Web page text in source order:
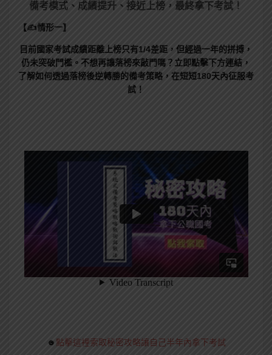
備考模式、成績提升、接近上榜，最終拿下考試！
【✍情形一】
目前國家考試成績距離上榜只有1/4差距，但經過一年的拼搏，
仍未突破門檻。不想再讓落榜來敲門嗎？立即點擊下方連結，
了解如何透過落榜後逆轉勝的備考策略，在短短180天內征服考
試！
☻ 點擊這裡索取秘密攻略讓自己半年內拿下考試